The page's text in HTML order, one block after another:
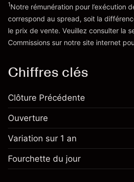
Vers la plateforme
'Tarifs et
1Notre rémunération pour l’exécution
correspond au spread, soit la
le prix de vente. Veuillez consulter la
Commissions sur notre site internet
Chiffres clés
Clôture Précédente
Ouverture
Variation sur 1 an
Fourchette du jour